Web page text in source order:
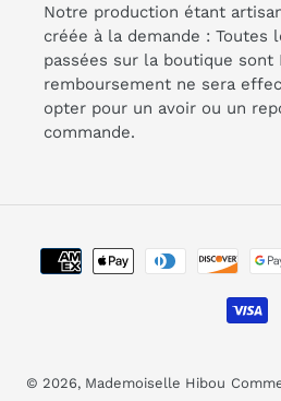
Notre production étant
créée à la demande : Toutes
passées sur la boutique sont
remboursement ne sera
opter pour un avoir ou un
commande.
de
© 2026, Mademoiselle Hibou